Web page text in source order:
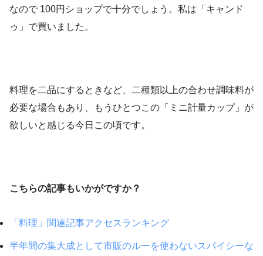
なので 100円ショップで十分でしょう。私は「キャンド
ゥ」で買いました。
料理を二品にするときなど、二種類以上の合わせ調味料が
必要な場合もあり、もうひとつこの「ミニ計量カップ」が
欲しいと感じる今日この頃です。
こちらの記事もいかがですか？
「料理」関連記事アクセスランキング
半年間の集大成として市販のルーを使わないスパイシーな